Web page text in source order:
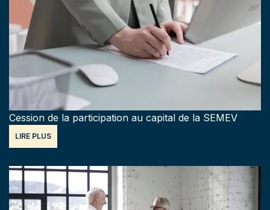
Cession de la participation au capital de la SEMEV
LIRE PLUS